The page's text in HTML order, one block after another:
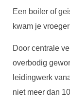
Een boiler of
kwam je
Door centrale
overbodig
leidingwerk
niet meer dan